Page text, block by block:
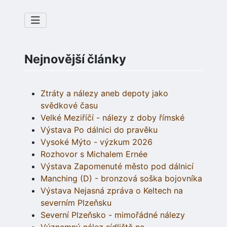
Nejnovější články
Ztráty a nálezy aneb depoty jako
svědkové času
Velké Meziříčí - nálezy z doby římské
Výstava Po dálnici do pravěku
Vysoké Mýto - výzkum 2026
Rozhovor s Michalem Ernée
Výstava Zapomenuté město pod dálnicí
Manching (D) - bronzová soška bojovníka
Výstava Nejasná zpráva o Keltech na
severním Plzeňsku
Severní Plzeňsko - mimořádné nálezy